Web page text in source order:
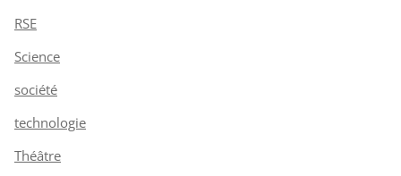
RSE
Science
société
technologie
Théâtre